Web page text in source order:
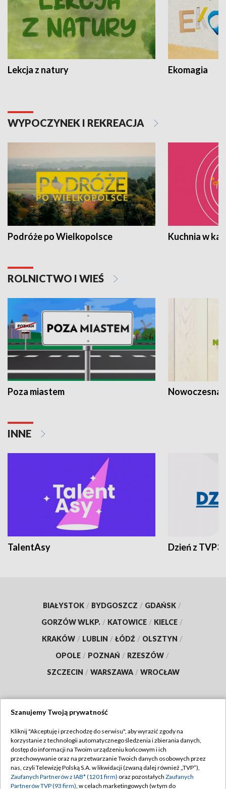
Lekcja z natury Ekomagia
WYPOCZYNEK I REKREACJA
Podróże po Wielkopolsce Kuchnia w
ROLNICTWO I WIEŚ
Poza miastem Nowoczesna
INNE
TalentAsy Dzień z TVP3
BIAŁYSTOK / BYDGOSZCZ / GDAŃSK /
GORZÓW WLKP. / KATOWICE / KIELCE /
KRAKÓW / LUBLIN / ŁÓDŹ / OLSZTYN /
OPOLE / POZNAŃ / RZESZÓW /
SZCZECIN / WARSZAWA / WROCŁAW
TVP
Abonament TVP
Emisja w TVP
Regulamin TVP
Polityka prywatności
Szanujemy Twoją prywatność
Kliknij "Akceptuję i przechodzę do serwisu", aby wyrazić zgody na
korzystanie z technologii automatycznego śledzenia i zbierania danych,
dostęp do informacji na Twoim urządzeniu końcowym i ich
przechowywanie oraz na przetwarzanie Twoich danych osobowych przez
nas, czyli Telewizję Polską S.A. w likwidacji (zwaną dalej również „TVP”),
Zaufanych Partnerów z IAB* (1201 firm) oraz pozostałych Zaufanych
Partnerów TVP (93 firm), w celach marketingowych (w tym do